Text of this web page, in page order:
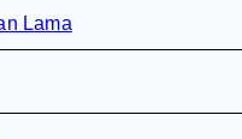
Lama